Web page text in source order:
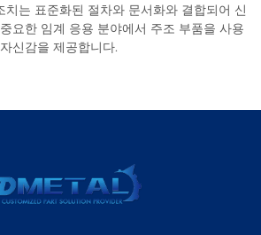
치는 표준화된 절차와 문서화와 결합되어 신
요한 임계 응용 분야에서 주조 부품을 사용
신감을 제공합니다.